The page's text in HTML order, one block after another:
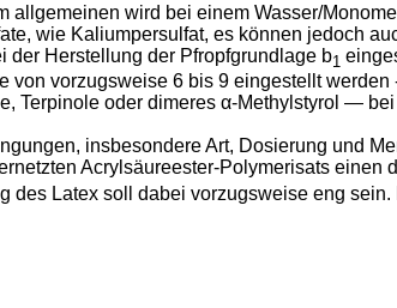
allgemeinen wird bei einem Wasser/
wie Kaliumpersulfat, es können jedoch
der Herstellung der Pfropfgrundlage b1
von vorzugsweise 6 bis 9 eingestellt
Terpinole oder dimeres α-Methylstyrol ―
insbesondere Art, Dosierung und
Acrylsäureester-Polymerisats einen d
des Latex soll dabei vorzugsweise eng sein.